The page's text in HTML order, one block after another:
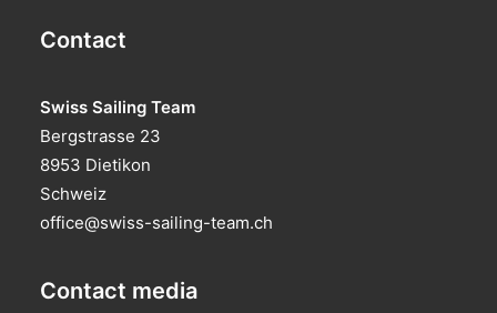
Contact
Swiss Sailing Team
Bergstrasse 23
8953 Dietikon
Schweiz
office@swiss-sailing-team.ch
Contact media